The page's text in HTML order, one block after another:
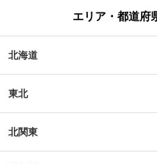
エリア・都道府
北海道
東北
北関東